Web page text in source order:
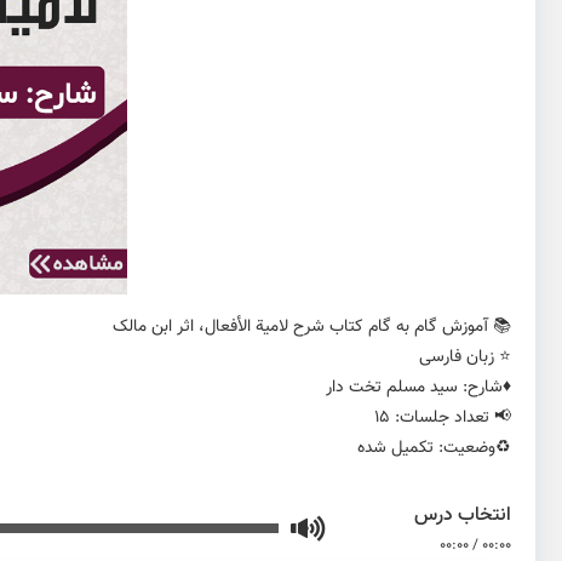
📚 آموزش گام به گام کتاب شرح لامیة الأفعال، اثر ابن مالک
⭐️ زبان فارسی
♦️شارح: سید مسلم تخت دار
📢 تعداد جلسات: 15
♻️وضعیت: تکمیل شده
انتخاب درس
00:00
/
00:00